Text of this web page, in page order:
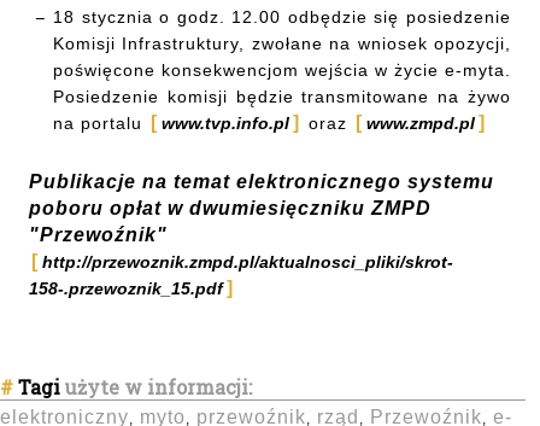
18 stycznia o godz. 12.00 odbędzie się posiedzenie
Komisji Infrastruktury, zwołane na wniosek opozycji,
poświęcone konsekwencjom wejścia w życie e-myta.
Posiedzenie komisji będzie transmitowane na żywo
na portalu
www.tvp.info.pl oraz www.zmpd.pl
Publikacje na temat elektronicznego systemu
poboru opłat w dwumiesięczniku ZMPD
"Przewoźnik"
http://przewoznik.zmpd.pl/aktualnosci_pliki/skrot-
158-.przewoznik_15.pdf
#Tagiużyte w informacji:
elektroniczny, myto , przewoźnik, rząd , Przewoźnik, e-